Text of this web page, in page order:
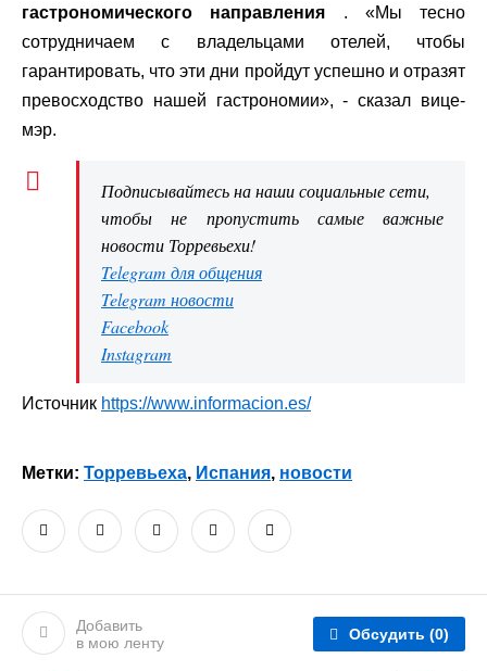
гастрономического направления . «Мы тесно
сотрудничаем с владельцами отелей, чтобы
гарантировать, что эти дни пройдут успешно и отразят
превосходство нашей гастрономии», - сказал вице-
мэр.
Подписывайтесь на наши социальные сети,
чтобы не пропустить самые важные
новости Торревьехи!
Telegram для общения
Telegram новости
Facebook
Instagram
Источник https://www.informacion.es/
Метки: Торревьеха, Испания, новости
Добавить
в мою ленту
Обсудить (0)